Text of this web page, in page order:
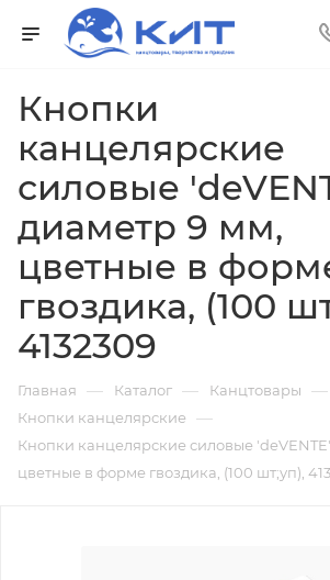
Кнопки
канцелярские
силовые
диаметр 9 мм,
цветные в
гвоздика, (100
4132309
Главная — Каталог — Канцтовары —
Кнопки канцелярские —
Кнопки канцелярские силовые
цветные в форме гвоздика, (100 шт;уп),